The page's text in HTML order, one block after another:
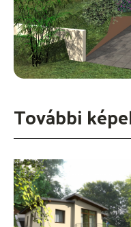
További